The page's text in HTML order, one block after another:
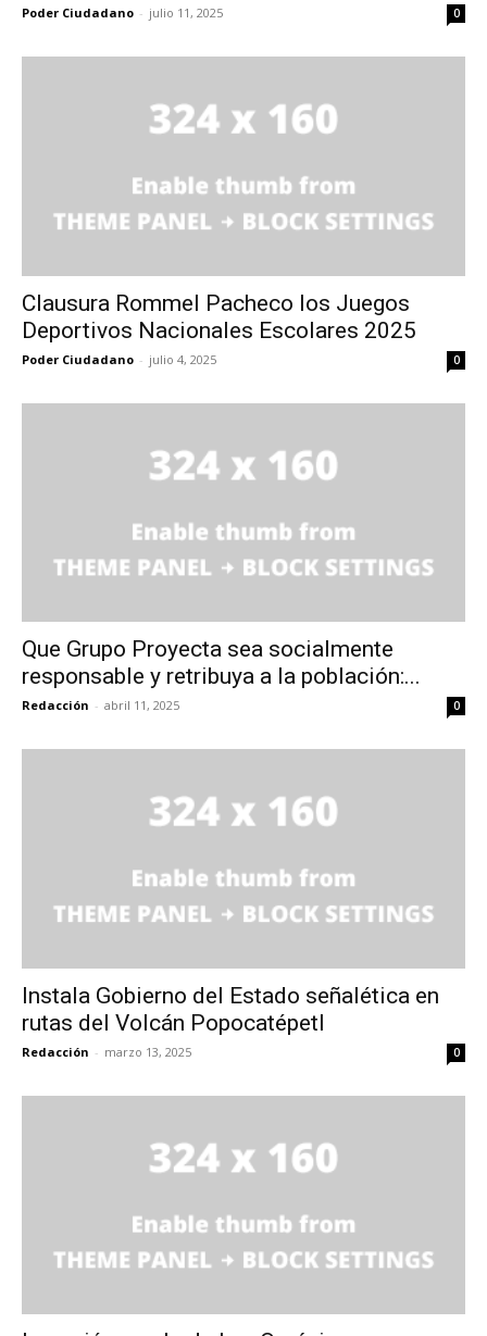
Poder Ciudadano - julio 11, 2025 0
Clausura Rommel Pacheco los Juegos
Deportivos Nacionales Escolares 2025
Poder Ciudadano - julio 4, 2025 0
Que Grupo Proyecta sea socialmente
responsable y retribuya a la población:...
Redacción - abril 11, 2025 0
Instala Gobierno del Estado señalética en
rutas del Volcán Popocatépetl
Redacción - marzo 13, 2025 0